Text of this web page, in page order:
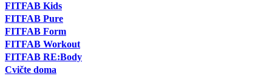
FITFAB Kids
FITFAB Pure
FITFAB Form
FITFAB Workout
FITFAB RE:Body
Cvičte doma